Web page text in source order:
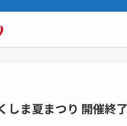
しま夏まつり 開催終